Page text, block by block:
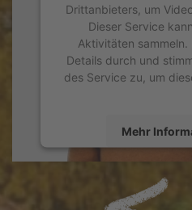
Drittanbieters, um
Dieser Service
Aktivitäten sammeln.
Details durch und
des Service zu, um
Mehr
powered by